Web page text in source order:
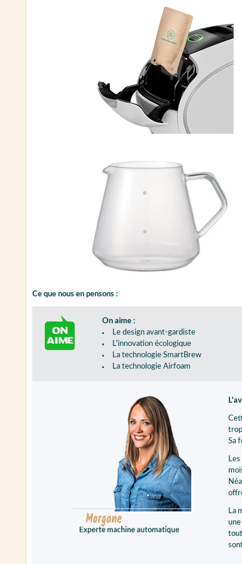
Ce que nous en pensons :
On aime :
Le design avant-gardiste
L'innovation écologique
La technologie SmartBrew
La technologie Airfoam
Sa
La